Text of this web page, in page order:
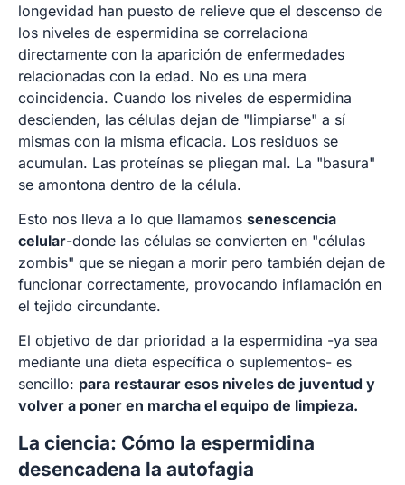
longevidad han puesto de relieve que el descenso de
los niveles de espermidina se correlaciona
directamente con la aparición de enfermedades
relacionadas con la edad. No es una mera
coincidencia. Cuando los niveles de espermidina
descienden, las células dejan de "limpiarse" a sí
mismas con la misma eficacia. Los residuos se
acumulan. Las proteínas se pliegan mal. La "basura"
se amontona dentro de la célula.
Esto nos lleva a lo que llamamos senescencia
celular-donde las células se convierten en "células
zombis" que se niegan a morir pero también dejan de
funcionar correctamente, provocando inflamación en
el tejido circundante.
El objetivo de dar prioridad a la espermidina -ya sea
mediante una dieta específica o suplementos- es
sencillo: para restaurar esos niveles de juventud y
volver a poner en marcha el equipo de limpieza.
La ciencia: Cómo la espermidina
desencadena la autofagia